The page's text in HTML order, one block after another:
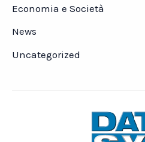
Economia e Società
News
Uncategorized